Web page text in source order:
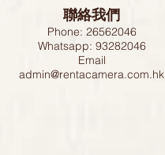
聯絡我們
Phone: 26562046
Whatsapp: 93282046
Email
admin@rentacamera.com.hk